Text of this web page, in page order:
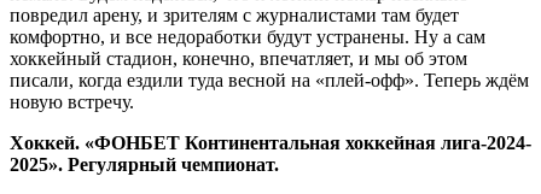
повредил арену, и зрителям с журналистами там будет
комфортно, и все недоработки будут устранены. Ну а сам
хоккейный стадион, конечно, впечатляет, и мы об этом
писали, когда ездили туда весной на «плей-офф». Теперь ждём
новую встречу.
Хоккей. «ФОНБЕТ Континентальная хоккейная лига-2024-
2025». Регулярный чемпионат.